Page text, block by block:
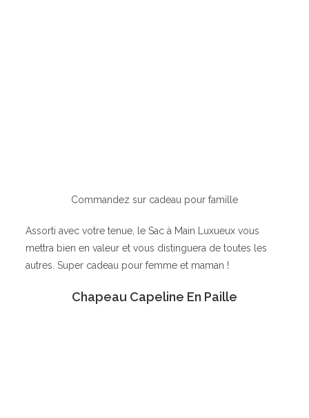
Commandez sur cadeau pour famille
Assorti avec votre tenue, le Sac à Main Luxueux vous
mettra bien en valeur et vous distinguera de toutes les
autres. Super cadeau pour femme et maman !
Chapeau Capeline En Paille